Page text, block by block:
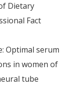
Dietary
Fact
Optimal serum
in women of
tube